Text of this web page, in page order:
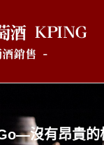
沒有昂貴的